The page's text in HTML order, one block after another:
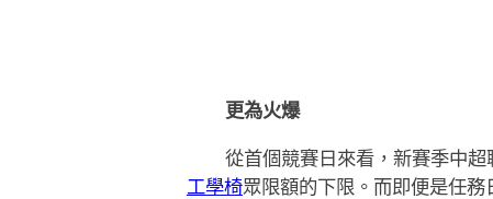
更為火爆
從首個競賽日來看，新賽季中
工學椅眾限額的下限。而即便是任務